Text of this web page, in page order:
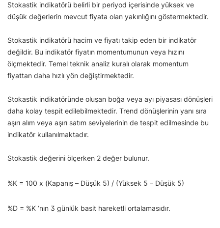
Stokastik indikatörü belirli bir periyod içerisinde yüksek ve
düşük değerlerin mevcut fiyata olan yakınlığını göstermektedir.
Stokastik indikatörü hacim ve fiyatı takip eden bir indikatör
değildir. Bu indikatör fiyatın momentumunun veya hızını
ölçmektedir. Temel teknik analiz kuralı olarak momentum
fiyattan daha hızlı yön değiştirmektedir.
Stokastik indikatöründe oluşan boğa veya ayı piyasası dönüşleri
daha kolay tespit edilebilmektedir. Trend dönüşlerinin yanı sıra
aşırı alım veya aşırı satım seviyelerinin de tespit edilmesinde bu
indikatör kullanılmaktadır.
Stokastik değerini ölçerken 2 değer bulunur.
%K = 100 x (Kapanış – Düşük 5) / (Yüksek 5 – Düşük 5)
%D = %K ‘nın 3 günlük basit hareketli ortalamasıdır.